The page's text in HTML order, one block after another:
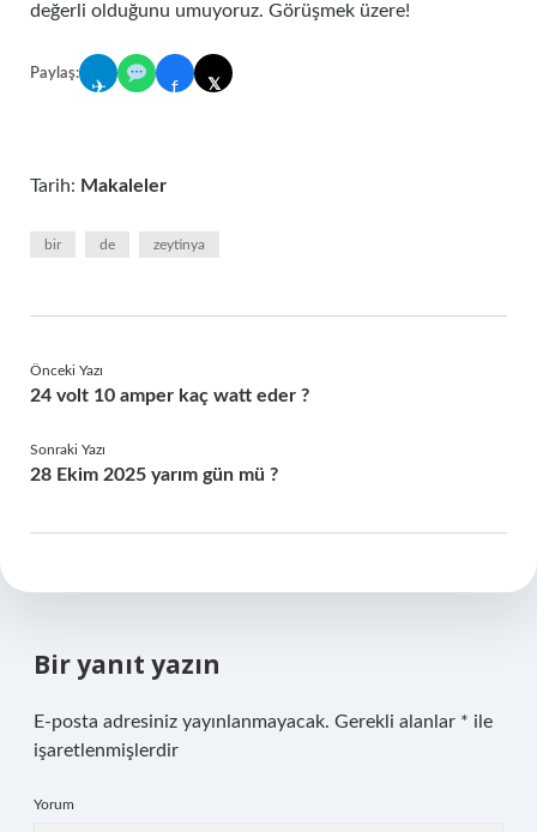
değerli olduğunu umuyoruz. Görüşmek üzere!
Paylaş:
✈ f 𝕏
Tarih: Makaleler
bir de zeytinya
Önceki Yazı
24 volt 10 amper kaç watt eder ?
Sonraki Yazı
28 Ekim 2025 yarım gün mü ?
Bir yanıt yazın
E-posta adresiniz yayınlanmayacak. Gerekli alanlar * ile
işaretlenmişlerdir
Yorum